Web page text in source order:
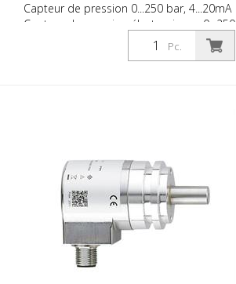
Capteur de pression 0...250 bar, 4...20mA
Capteur de pression électronique ; 0...250
bar ; 0...3625 psi ; 1/4'' filetage extérieur
rSignal analogique ; 4...20 mA Connecteur
Pc.